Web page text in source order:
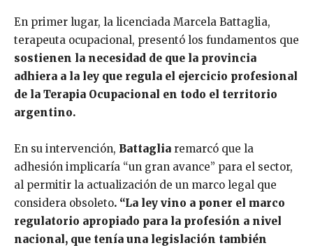
En primer lugar, la licenciada Marcela Battaglia,
terapeuta ocupacional, presentó los fundamentos que
sostienen la necesidad de que la provincia
adhiera a la ley que regula el ejercicio profesional
de la Terapia Ocupacional en todo el territorio
argentino.
En su intervención, Battaglia remarcó que la
adhesión implicaría “un gran avance” para el sector,
al permitir la actualización de un marco legal que
considera obsoleto. “La ley vino a poner el marco
regulatorio apropiado para la profesión a nivel
nacional, que tenía una legislación también